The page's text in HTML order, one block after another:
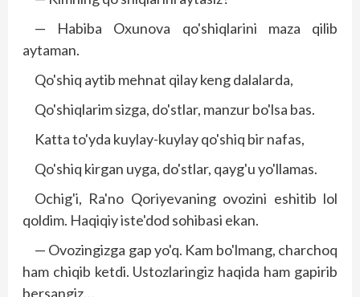
— Habiba Oxunova qo'shiqlarini maza qilib
aytaman.
Qo'shiq aytib mehnat qilay keng dalalarda,
Qo'shiqlarim sizga, do'stlar, manzur bo'lsa bas.
Katta to'yda kuylay-kuylay qo'shiq bir nafas,
Qo'shiq kirgan uyga, do'stlar, qayg'u yo'llamas.
Ochig'i, Ra'no Qoriyevaning ovozini eshitib lol
qoldim. Haqiqiy iste'dod sohibasi ekan.
— Ovozingizga gap yo'q. Kam bo'lmang, charchoq
ham chiqib ketdi. Ustozlaringiz haqida ham gapirib
bersangiz…